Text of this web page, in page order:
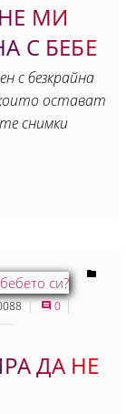
МИ
С БЕБЕ
с безкрайна
остават
снимки
0
ДА НЕ